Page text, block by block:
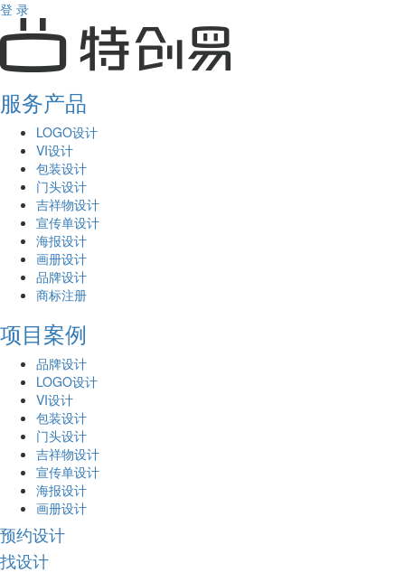
登 录
服务产品
LOGO设计
VI设计
包装设计
门头设计
吉祥物设计
宣传单设计
海报设计
画册设计
品牌设计
商标注册
项目案例
品牌设计
LOGO设计
VI设计
包装设计
门头设计
吉祥物设计
宣传单设计
海报设计
画册设计
预约设计
找设计